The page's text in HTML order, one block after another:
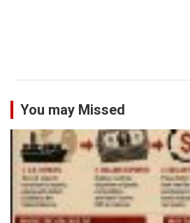
You may Missed